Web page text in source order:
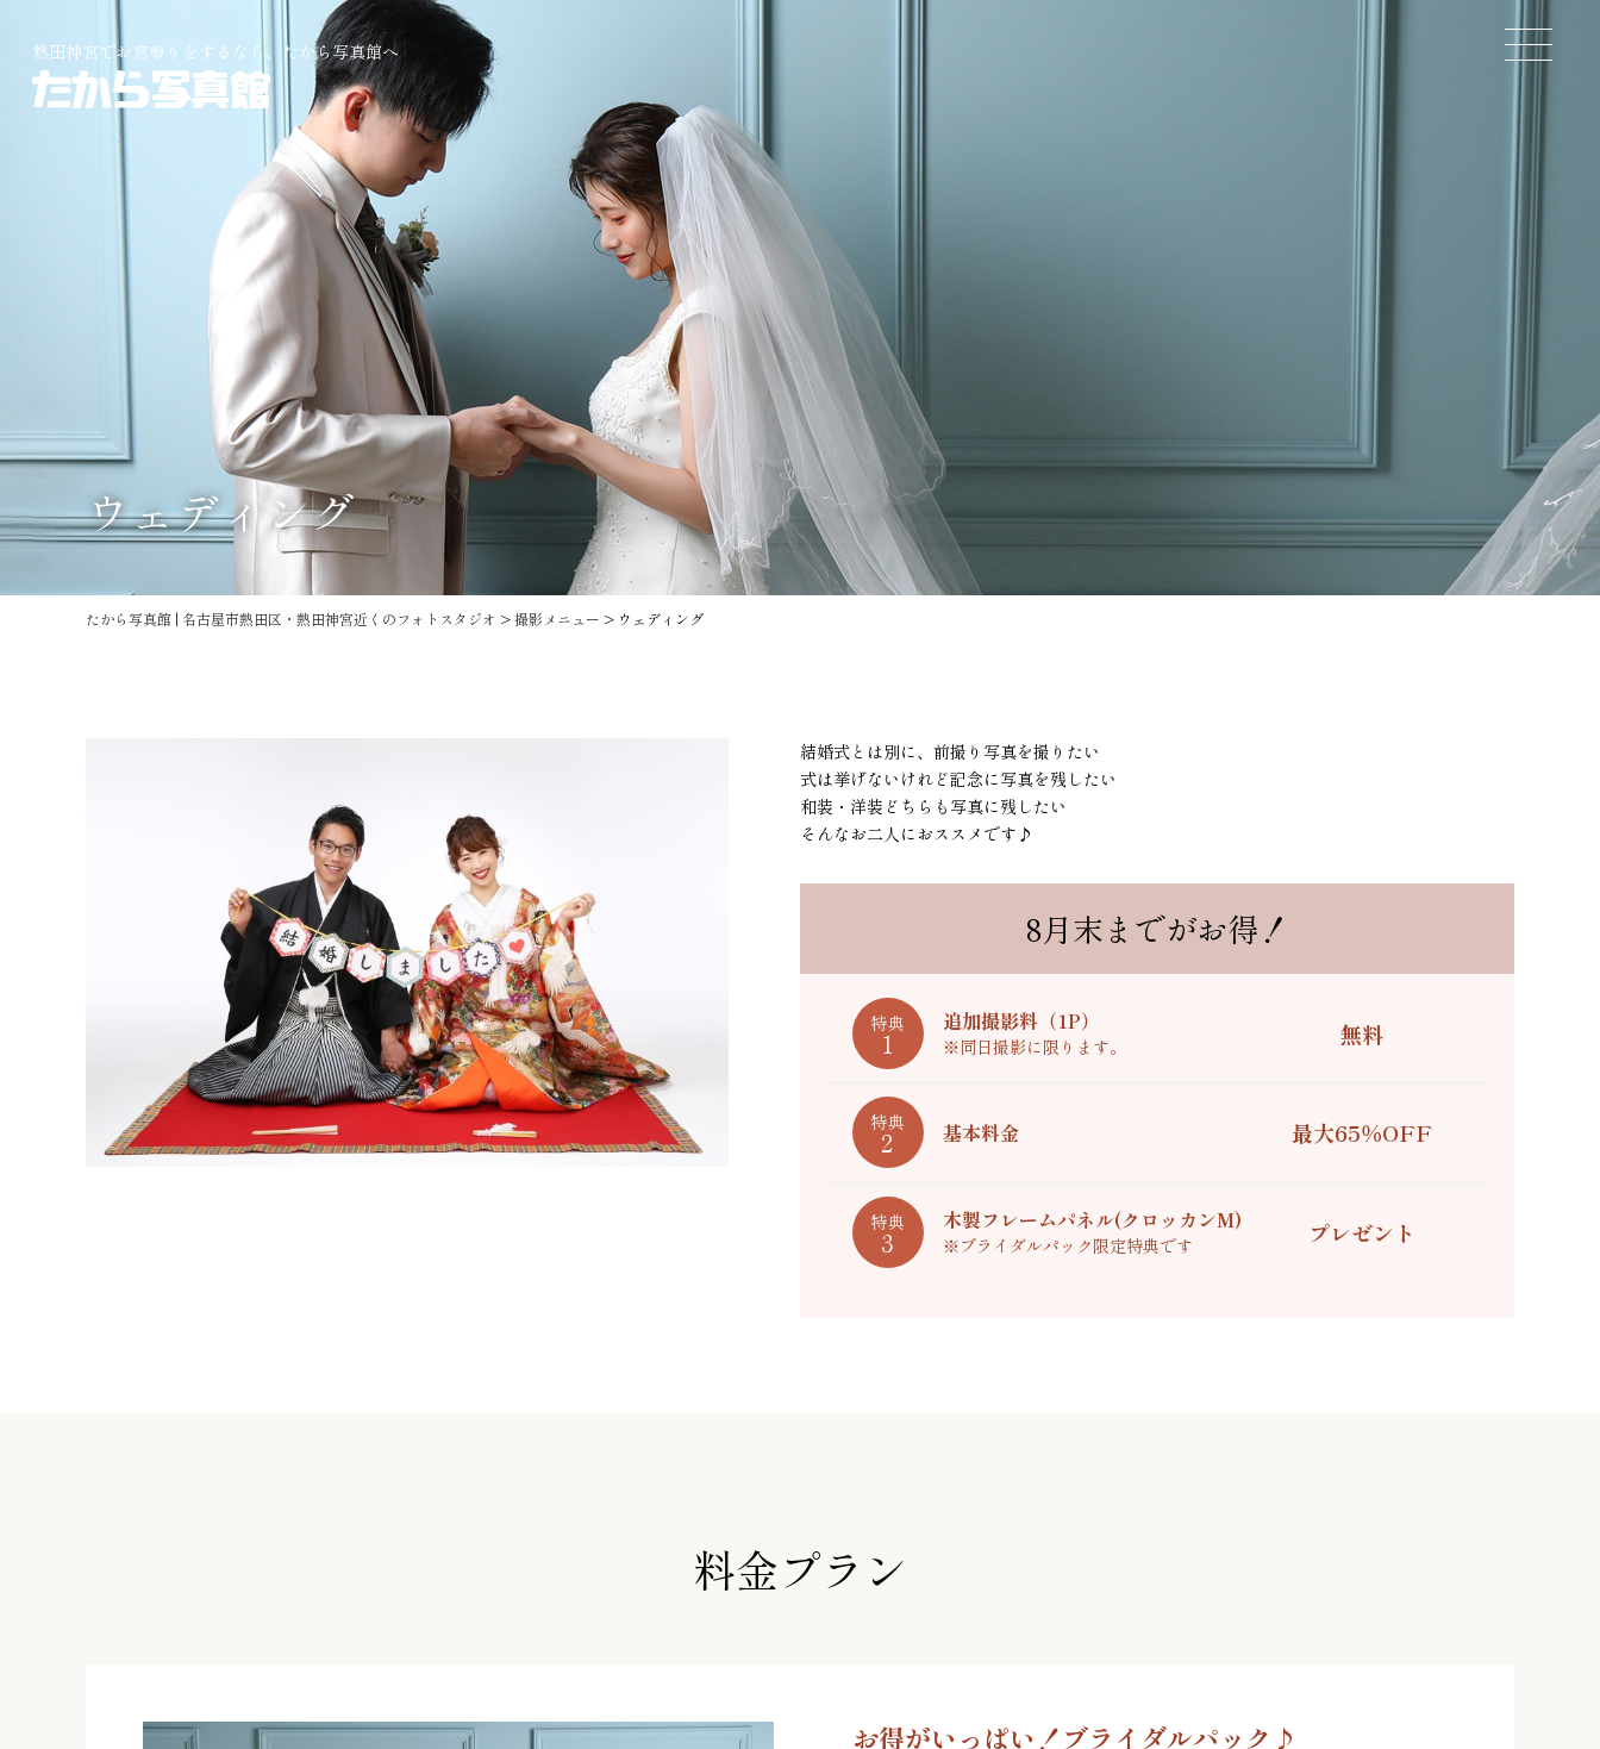
熱田神宮でお宮参りをするなら、たから写真館へ
ウェディング
たから写真館 | 名古屋市熱田区・熱田神宮近くのフォトスタジオ >撮影メニュー > ウェディング
結婚式とは別に、前撮り写真を撮りたい
式は挙げないけれど記念に写真を残したい
和装・洋装どちらも写真に残したい
そんなお二人におススメです♪
8月末までがお得！
特典
1
追加撮影料（1P）
※同日撮影に限ります。 無料
特典
2 基本料金 最大65％OFF
特典
3
木製フレームパネル(クロッカンM)
※ブライダルパック限定特典です プレゼント
料金プラン
お得がいっぱい！ブライダルパック♪